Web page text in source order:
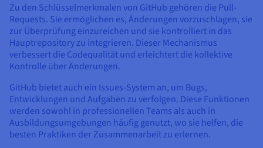
Zu den Schlüsselmerkmalen von GitHub gehören die Pull-
Requests. Sie ermöglichen es, Änderungen vorzuschlagen, sie
zur Überprüfung einzureichen und sie kontrolliert in das
Hauptrepository zu integrieren. Dieser Mechanismus
verbessert die Codequalität und erleichtert die kollektive
Kontrolle über Änderungen.
GitHub bietet auch ein Issues-System an, um Bugs,
Entwicklungen und Aufgaben zu verfolgen. Diese Funktionen
werden sowohl in professionellen Teams als auch in
Ausbildungsumgebungen häufig genutzt, wo sie helfen, die
besten Praktiken der Zusammenarbeit zu erlernen.